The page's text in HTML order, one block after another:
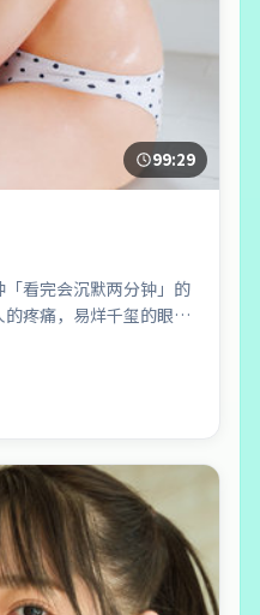
99:29
看完会沉默两分钟」的
疼痛，易烊千玺的眼神